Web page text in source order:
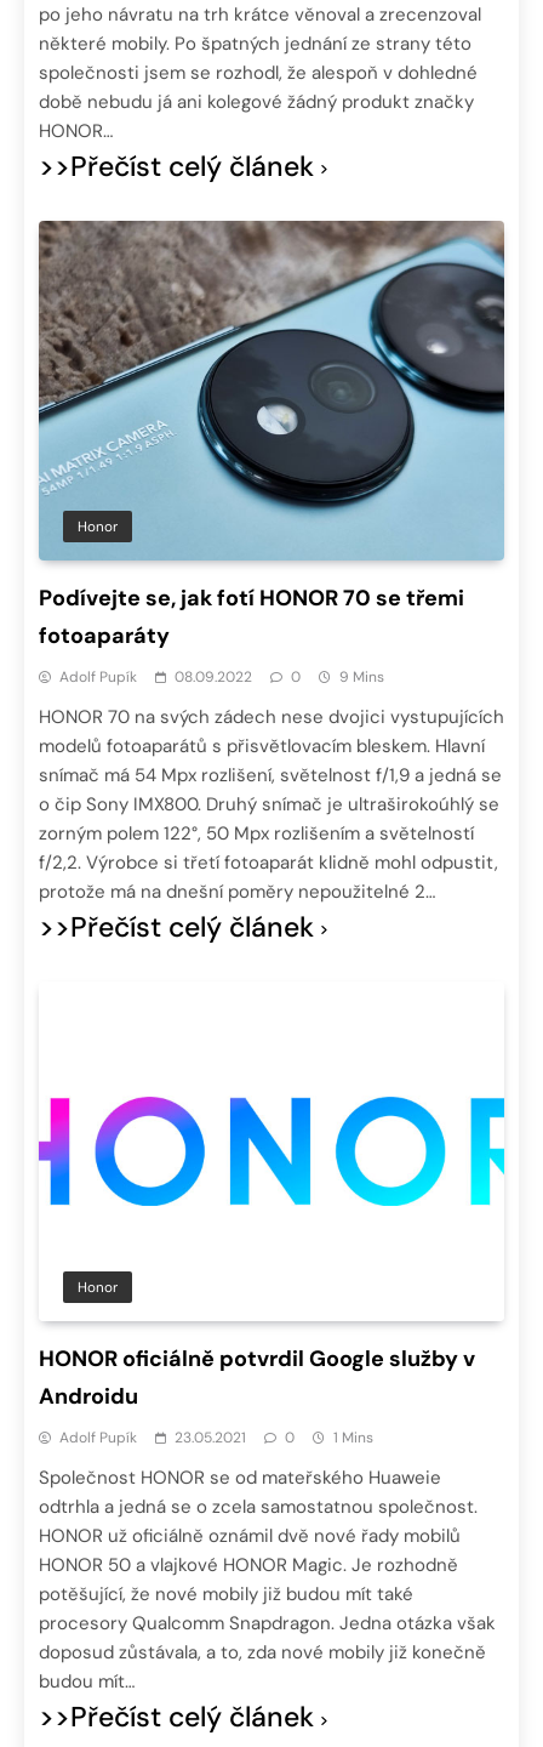
po jeho návratu na trh krátce věnoval a zrecenzoval
některé mobily. Po špatných jednání ze strany této
společnosti jsem se rozhodl, že alespoň v dohledné
době nebudu já ani kolegové žádný produkt značky
HONOR…
>>Přečíst celý článek
Honor
Podívejte se, jak fotí HONOR 70 se třemi
fotoaparáty
Adolf Pupík 08.09.2022 0 9 Mins
HONOR 70 na svých zádech nese dvojici vystupujících
modelů fotoaparátů s přisvětlovacím bleskem. Hlavní
snímač má 54 Mpx rozlišení, světelnost f/1,9 a jedná se
o čip Sony IMX800. Druhý snímač je ultraširokoúhlý se
zorným polem 122°, 50 Mpx rozlišením a světelností
f/2,2. Výrobce si třetí fotoaparát klidně mohl odpustit,
protože má na dnešní poměry nepoužitelné 2…
>>Přečíst celý článek
Honor
HONOR oficiálně potvrdil Google služby v
Androidu
Adolf Pupík 23.05.2021 0 1 Mins
Společnost HONOR se od mateřského Huaweie
odtrhla a jedná se o zcela samostatnou společnost.
HONOR už oficiálně oznámil dvě nové řady mobilů
HONOR 50 a vlajkové HONOR Magic. Je rozhodně
potěšující, že nové mobily již budou mít také
procesory Qualcomm Snapdragon. Jedna otázka však
doposud zůstávala, a to, zda nové mobily již konečně
budou mít…
>>Přečíst celý článek